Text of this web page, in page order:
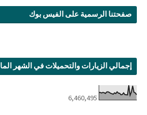
صفحتنا الرسمية على الفيس بوك
إجمالي الزيارات والتحميلات في الشهر
6,460,495